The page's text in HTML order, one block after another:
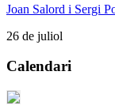
Joan Salord i Sergi
26 de juliol
Calendari